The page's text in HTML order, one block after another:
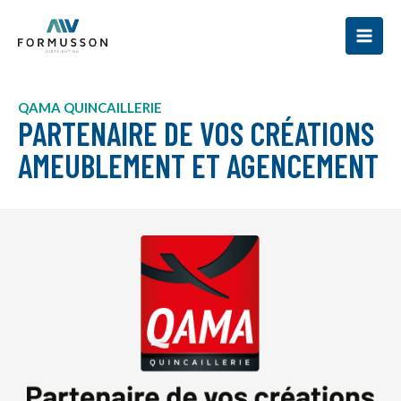
contenu
QAMA QUINCAILLERIE
PARTENAIRE DE VOS CRÉATIONS
AMEUBLEMENT ET AGENCEMENT